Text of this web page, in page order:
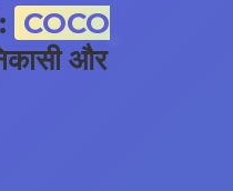
COCO
और